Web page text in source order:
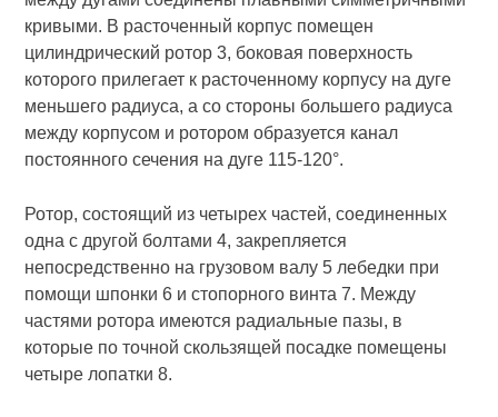
кривыми. В расточенный корпус помещен
цилиндрический ротор 3, боковая поверхность
которого прилегает к расточенному корпусу на дуге
меньшего радиуса, а со стороны большего радиуса
между корпусом и ротором образуется канал
постоянного сечения на дуге 115-120°.
Ротор, состоящий из четырех частей, соединенных
одна с другой болтами 4, закрепляется
непосредственно на грузовом валу 5 лебедки при
помощи шпонки 6 и стопорного винта 7. Между
частями ротора имеются радиальные пазы, в
которые по точной скользящей посадке помещены
четыре лопатки 8.